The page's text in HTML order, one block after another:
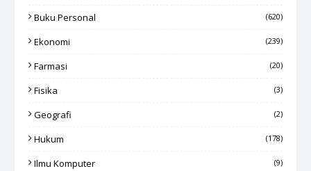
Buku Personal (620)
Ekonomi (239)
Farmasi (20)
Fisika (3)
Geografi (2)
Hukum (178)
Ilmu Komputer (9)